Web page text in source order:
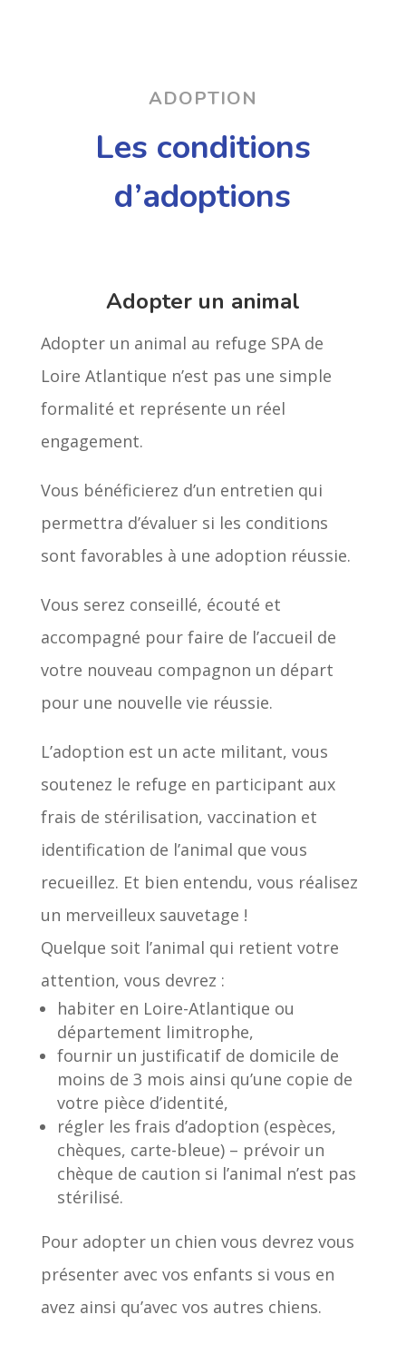
ADOPTION
Les conditions
d’adoptions
Adopter un animal
Adopter un animal au refuge SPA de
Loire Atlantique n’est pas une simple
formalité et représente un réel
engagement.
Vous bénéficierez d’un entretien qui
permettra d’évaluer si les conditions
sont favorables à une adoption réussie.
Vous serez conseillé, écouté et
accompagné pour faire de l’accueil de
votre nouveau compagnon un départ
pour une nouvelle vie réussie.
L’adoption est un acte militant, vous
soutenez le refuge en participant aux
frais de stérilisation, vaccination et
identification de l’animal que vous
recueillez. Et bien entendu, vous réalisez
un merveilleux sauvetage !
Quelque soit l’animal qui retient votre
attention, vous devrez :
habiter en Loire-Atlantique ou
département limitrophe,
fournir un justificatif de domicile de
moins de 3 mois ainsi qu’une copie de
votre pièce d’identité,
régler les frais d’adoption (espèces,
chèques, carte-bleue) – prévoir un
chèque de caution si l’animal n’est pas
stérilisé.
Pour adopter un chien vous devrez vous
présenter avec vos enfants si vous en
avez ainsi qu’avec vos autres chiens.